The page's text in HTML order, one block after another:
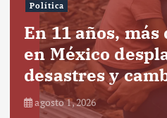
Política
En 11 años,
en México
desastres y
agosto 1, 2026